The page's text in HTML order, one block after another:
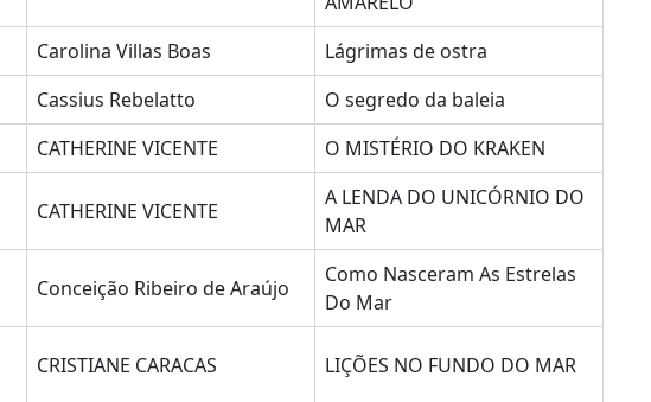
Carolina Villas Boas
Lágrimas de ostra
Cassius Rebelatto
O segredo da baleia
CATHERINE VICENTE O MISTÉRIO DO KRAKEN
CATHERINE VICENTE
A LENDA DO UNICÓRNIO DO
MAR
Conceição Ribeiro de Araújo
Como Nasceram As Estrelas
Do Mar
CRISTIANE CARACAS LIÇÕES NO FUNDO DO MAR